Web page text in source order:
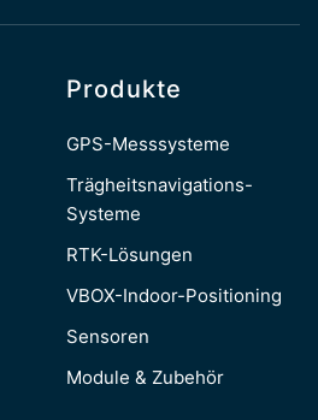
Produkte
GPS-Messsysteme
Trägheitsnavigations-
Systeme
RTK-Lösungen
VBOX-Indoor-Positioning
Sensoren
Module & Zubehör